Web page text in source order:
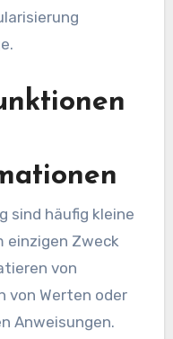
sind häufig kleine
einzigen Zweck
von
von Werten oder
Anweisungen.